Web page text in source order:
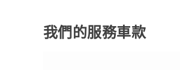
我們的服務車款